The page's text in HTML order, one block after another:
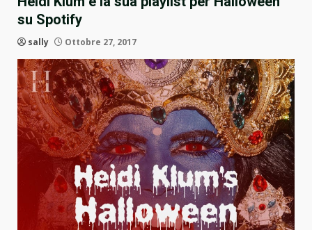
su Spotify
sally Ottobre 27, 2017